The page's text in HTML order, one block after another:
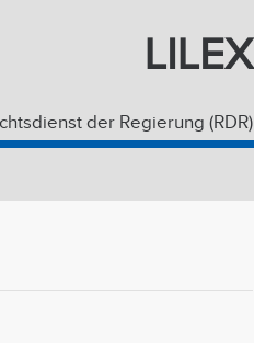
LILEX
der Regierung (RDR)